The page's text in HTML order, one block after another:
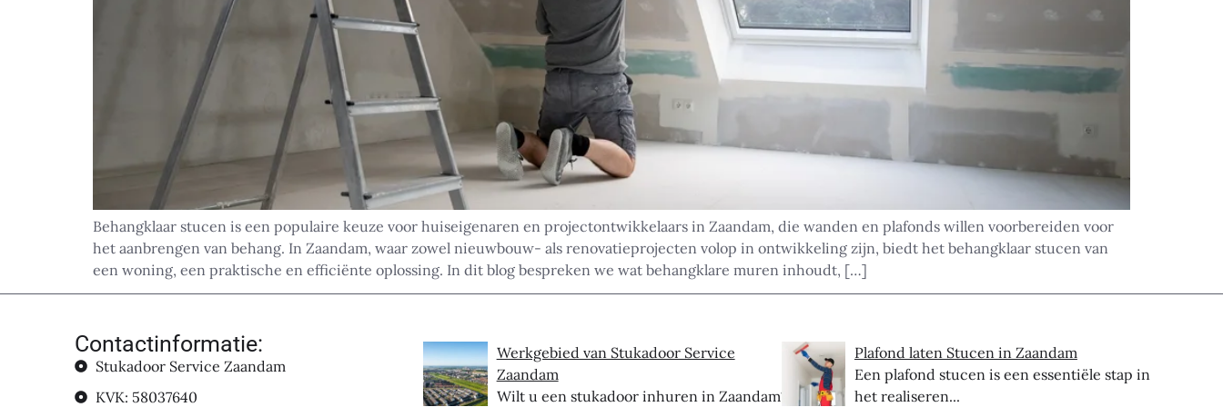
Behangklaar stucen is een populaire keuze voor huiseigenaren en projectontwikkelaars in Zaandam, die wanden en plafonds willen voorbereiden voor
het aanbrengen van behang. In Zaandam, waar zowel nieuwbouw- als renovatieprojecten volop in ontwikkeling zijn, biedt het behangklaar stucen van
een woning, een praktische en efficiënte oplossing. In dit blog bespreken we wat behangklare muren inhoudt, […]
Contactinformatie:
Stukadoor Service Zaandam
KVK: 58037640
Werkgebied van Stukadoor Service
Zaandam
Wilt u een stukadoor inhuren in Zaandam?
Plafond laten Stucen in Zaandam
Een plafond stucen is een essentiële stap in
het realiseren...